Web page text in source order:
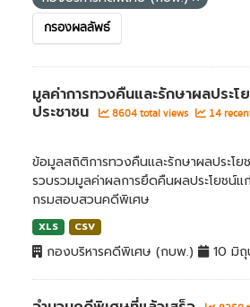
กรองผลลัพธ์
มูลค่าการทวงคืนและรักษาผลประโ
ประชาชน
8604 total views 14
ข้อมูลสถิติการทวงคืนและรักษาผลประโย
รวบรวมมูลค่าผลการยึดคืนผลประโยชน์แ
กรมสอบสวนคดีพิเศษ
XLS CSV
กองบริหารคดีพิเศษ (กบพ.) 10 มิถุ